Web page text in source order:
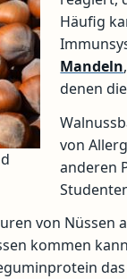
Häufig
Mandeln
denen
von
anderen
von Nüssen
kommen
das